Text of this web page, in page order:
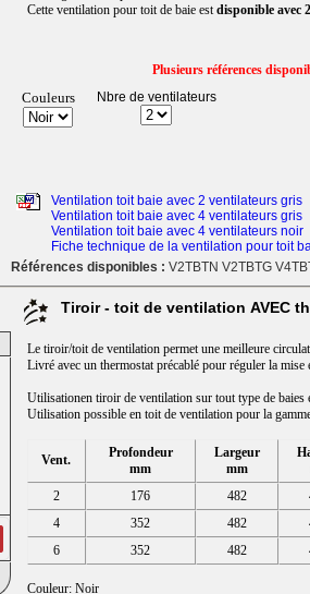
Cette ventilation pour toit de baie estdisponible avec
Plusieurs références
Couleurs Nbre de ventilateurs
Ventilation toit baie avec 2 ventilateurs gris
Ventilation toit baie avec 4 ventilateurs gris
Ventilation toit baie avec 4 ventilateurs noir
Fiche technique de la ventilation pour toit
Références disponibles : V2TBTN V2TBTG
Tiroir - toit de ventilation AVEC
Le tiroir/toit de ventilation permet une meilleure
Livré avec un thermostat précablé pour réguler la mise
Utilisationen tiroir de ventilation sur tout type de baies
Utilisation possible en toit de ventilation pour la
Vent.
Profondeur
mm
Largeur
mm
2
176 482
4
352 482
6
352 482
Couleur: Noir